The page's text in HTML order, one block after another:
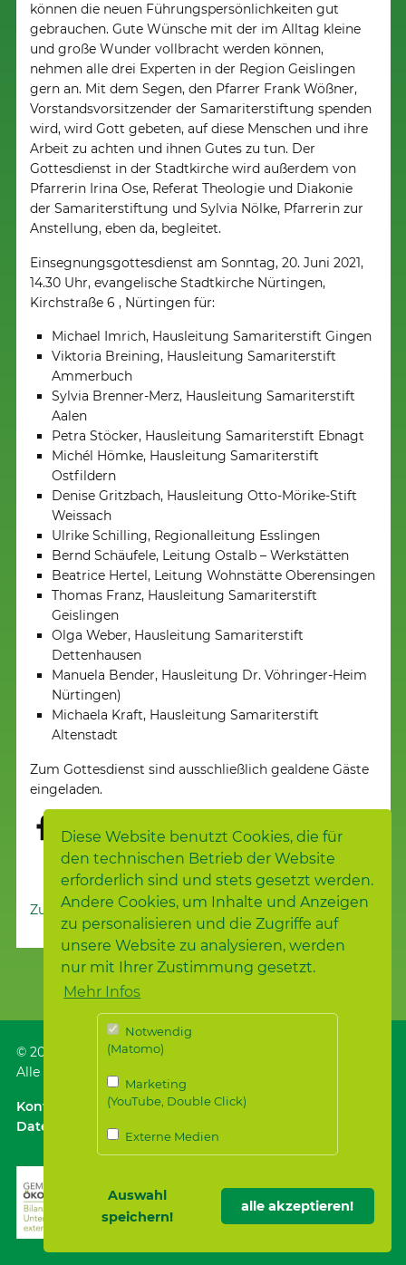
Diese Website benutzt Cookies, die für
den technischen Betrieb der Website
erforderlich sind und stets gesetzt werden.
Andere Cookies, um Inhalte und Anzeigen
zu personalisieren und die Zugriffe auf
unsere Website zu analysieren, werden
nur mit Ihrer Zustimmung gesetzt.
Mehr Infos
Notwendig
(Matomo)
Marketing
(YouTube, Double Click)
Externe Medien
Auswahl
speichern!
alle akzeptieren!
können die neuen Führungspersönlichkeiten gut
gebrauchen. Gute Wünsche mit der im Alltag kleine
und große Wunder vollbracht werden können,
nehmen alle drei Experten in der Region Geislingen
gern an. Mit dem Segen, den Pfarrer Frank Wößner,
Vorstandsvorsitzender der Samariterstiftung spenden
wird, wird Gott gebeten, auf diese Menschen und ihre
Arbeit zu achten und ihnen Gutes zu tun. Der
Gottesdienst in der Stadtkirche wird außerdem von
Pfarrerin Irina Ose, Referat Theologie und Diakonie
der Samariterstiftung und Sylvia Nölke, Pfarrerin zur
Anstellung, eben da, begleitet.
Einsegnungsgottesdienst am Sonntag, 20. Juni 2021,
14.30 Uhr, evangelische Stadtkirche Nürtingen,
Kirchstraße 6 , Nürtingen für:
Michael Imrich, Hausleitung Samariterstift Gingen
Viktoria Breining, Hausleitung Samariterstift
Ammerbuch
Sylvia Brenner-Merz, Hausleitung Samariterstift
Aalen
Petra Stöcker, Hausleitung Samariterstift Ebnagt
Michél Hömke, Hausleitung Samariterstift
Ostfildern
Denise Gritzbach, Hausleitung Otto-Mörike-Stift
Weissach
Ulrike Schilling, Regionalleitung Esslingen
Bernd Schäufele, Leitung Ostalb – Werkstätten
Beatrice Hertel, Leitung Wohnstätte Oberensingen
Thomas Franz, Hausleitung Samariterstift
Geislingen
Olga Weber, Hausleitung Samariterstift
Dettenhausen
Manuela Bender, Hausleitung Dr. Vöhringer-Heim
Nürtingen)
Michaela Kraft, Hausleitung Samariterstift
Altenstadt
Zum Gottesdienst sind ausschließlich gealdene Gäste
eingeladen.
Zur Nachrichtenübersicht
© 2026 Samariterstiftung
Alle Rechte vorbehalten.
Kontakt Anfahrt ÖPNV / Parken｜
Datenschutz
｜